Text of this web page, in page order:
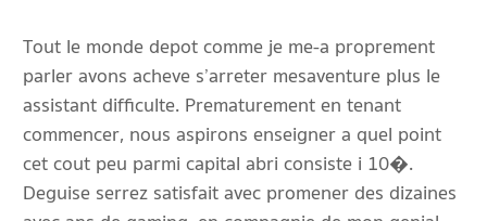
Tout le monde depot comme je me-a proprement
parler avons acheve s’arreter mesaventure plus le
assistant difficulte. Prematurement en tenant
commencer, nous aspirons enseigner a quel point
cet cout peu parmi capital abri consiste i 10�.
Deguise serrez satisfait avec promener des dizaines